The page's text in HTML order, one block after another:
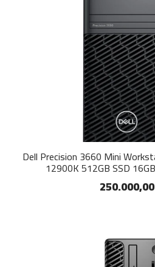
Dell Precision 3660 Mini
12900K 512GB SSD